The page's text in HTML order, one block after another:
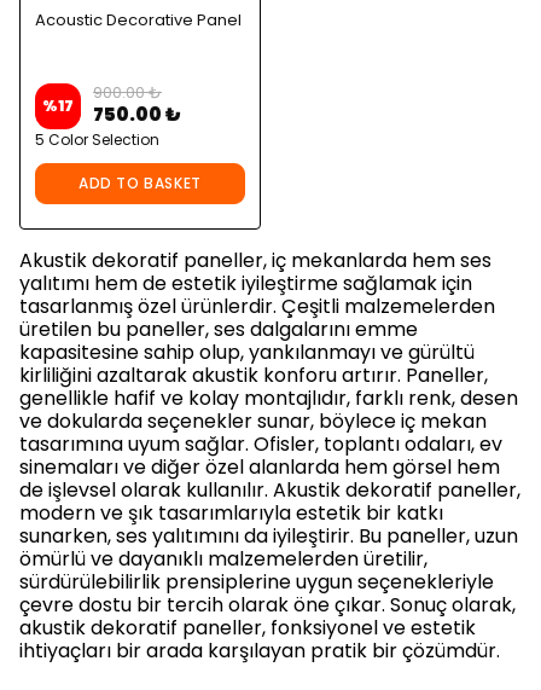
Acoustic Decorative Panel
%17
900.00 ₺
750.00 ₺
5 Color Selection
ADD TO BASKET
Akustik dekoratif paneller, iç mekanlarda hem ses
yalıtımı hem de estetik iyileştirme sağlamak için
tasarlanmış özel ürünlerdir. Çeşitli malzemelerden
üretilen bu paneller, ses dalgalarını emme
kapasitesine sahip olup, yankılanmayı ve gürültü
kirliliğini azaltarak akustik konforu artırır. Paneller,
genellikle hafif ve kolay montajlıdır, farklı renk, desen
ve dokularda seçenekler sunar, böylece iç mekan
tasarımına uyum sağlar. Ofisler, toplantı odaları, ev
sinemaları ve diğer özel alanlarda hem görsel hem
de işlevsel olarak kullanılır. Akustik dekoratif paneller,
modern ve şık tasarımlarıyla estetik bir katkı
sunarken, ses yalıtımını da iyileştirir. Bu paneller, uzun
ömürlü ve dayanıklı malzemelerden üretilir,
sürdürülebilirlik prensiplerine uygun seçenekleriyle
çevre dostu bir tercih olarak öne çıkar. Sonuç olarak,
akustik dekoratif paneller, fonksiyonel ve estetik
ihtiyaçları bir arada karşılayan pratik bir çözümdür.